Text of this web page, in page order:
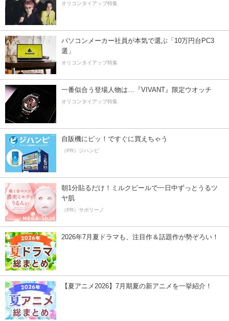
オリコンタイアップ特集
パソコンメーカー社員が本気で選ぶ「10万円台PC3
選」
オリコンタイアップ特集
一番似合う登場人物は…『VIVANT』限定ウオッチ
オリコンタイアップ特集
自販機にピッ！ですぐに買えちゃう
（PR）ジハンピ
朝1分貼るだけ！ミルクピールで一日中ずっとうるツ
ヤ肌
（PR）サボリーノ
2026年7月夏ドラマも、注目作＆話題作が勢ぞろい！
【夏アニメ2026】7月期夏の新アニメを一挙紹介！